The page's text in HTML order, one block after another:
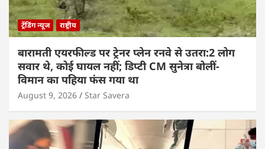
ट्रेंडिंग न्यूज राष्ट्रीय
बारामती एयरफील्ड पर ट्रेनर प्लेन रनवे से उतरा:2 लोग
सवार थे, कोई घायल नहीं; डिप्टी CM सुनेत्रा बोलीं-
विमान का पहिया फंस गया था
August 9, 2026 Star Savera